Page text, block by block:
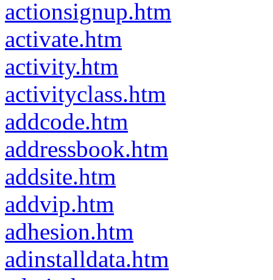
actionsignup.htm
activate.htm
activity.htm
activityclass.htm
addcode.htm
addressbook.htm
addsite.htm
addvip.htm
adhesion.htm
adinstalldata.htm